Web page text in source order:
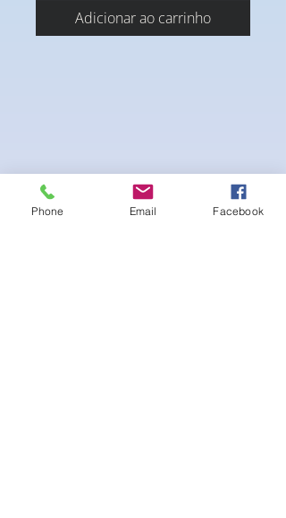
Adicionar ao carrinho
Phone Email Facebook